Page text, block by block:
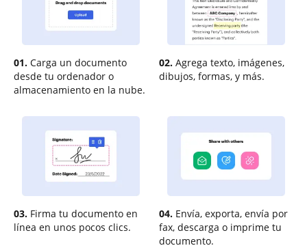
01. Carga un documento
desde tu ordenador o
almacenamiento en la nube.
02. Agrega texto, imágenes,
dibujos, formas, y más.
03. Firma tu documento en
línea en unos pocos clics.
04. Envía, exporta, envía por
fax, descarga o imprime tu
documento.